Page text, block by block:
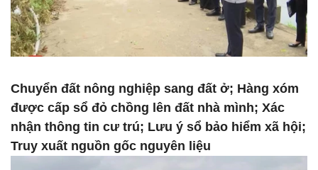
Chuyển đất nông nghiệp sang đất ở; Hàng xóm
được cấp sổ đỏ chồng lên đất nhà mình; Xác
nhận thông tin cư trú; Lưu ý sổ bảo hiểm xã hội;
Truy xuất nguồn gốc nguyên liệu